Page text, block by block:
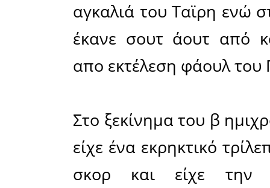
Με
Γιάννης